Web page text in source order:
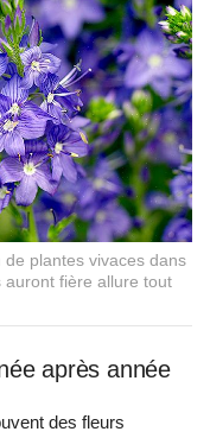
plantes vivaces dans
auront fière allure tout
après année
des fleurs